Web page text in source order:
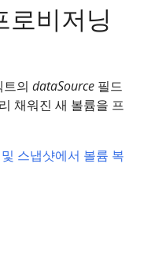
로비저닝
트의 dataSource필드
채워진 새 볼륨을 프
스냅샷에서 볼륨 복